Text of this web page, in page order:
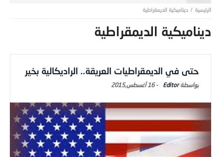
ديناميكية الديمقراطية
ديناميكية الديمقراطية
حتى في الديمقراطيات العريقة.. الراديكالية بخير
Editor
-16 أغسطس,2015